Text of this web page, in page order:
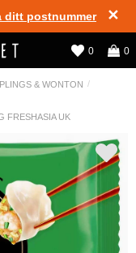
✕
ditt postnummer
0
0
& WONTON
FRESHASIA UK